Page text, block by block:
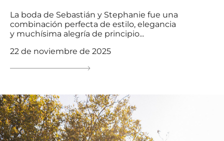
La boda de Sebastián y Stephanie fue una
combinación perfecta de estilo, elegancia
y muchísima alegría de principio...
22 de noviembre de 2025